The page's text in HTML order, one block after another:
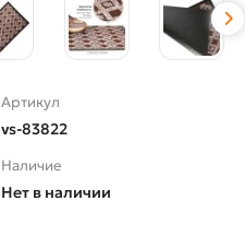
Артикул
vs-83822
Наличие
Нет в наличии